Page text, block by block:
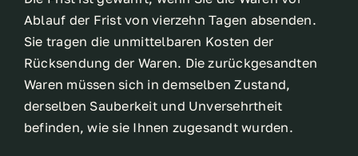
Ablauf der Frist von vierzehn Tagen absenden.
Sie tragen die unmittelbaren Kosten der
Rücksendung der Waren. Die zurückgesandten
Waren müssen sich in demselben Zustand,
derselben Sauberkeit und Unversehrtheit
befinden, wie sie Ihnen zugesandt wurden.